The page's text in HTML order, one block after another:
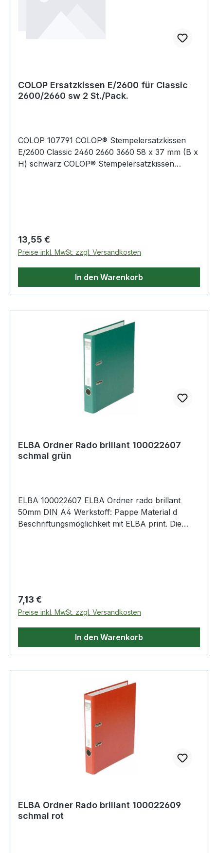
COLOP Ersatzkissen E/2600 für Classic
2600/2660 sw 2 St./Pack.
COLOP 107791 COLOP® Stempelersatzkissen
E/2600 Classic 2460 2660 3660 58 x 37 mm (B x
H) schwarz COLOP® Stempelersatzkissen
Regulärer Preis:
13,55 €
Preise inkl. MwSt. zzgl. Versandkosten
In den Warenkorb
ELBA Ordner Rado brillant 100022607
schmal grün
ELBA 100022607 ELBA Ordner rado brillant
50mm DIN A4 Werkstoff: Pappe Material d
Beschriftungsmöglichkeit mit ELBA print. Die
Regulärer Preis:
7,13 €
Preise inkl. MwSt. zzgl. Versandkosten
In den Warenkorb
ELBA Ordner Rado brillant 100022609
schmal rot